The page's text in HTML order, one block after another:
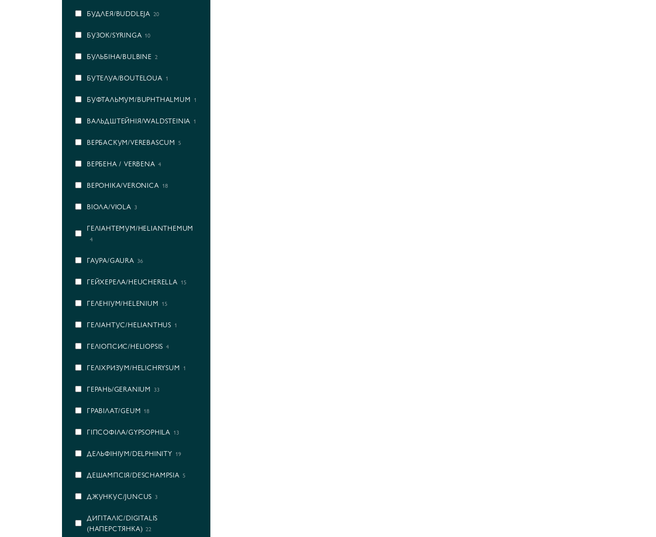
БУДЛЕЯ/BUDDLEJA 20
БУЗОК/SYRINGA 10
БУЛЬБІНА/BULBINE 2
БУТЕЛУА/BOUTELOUA 1
БУФТАЛЬМУМ/BUPHTHALMUM 1
ВАЛЬДШТЕЙНІЯ/WALDSTEINIA 1
ВЕРБАСКУМ/VEREBASCUM 5
ВЕРБЕНА / VERBENA 4
ВЕРОНІКА/VERONICA 18
ВІОЛА/VIOLA 3
ГEЛІАНТЕМУМ/HELIANTHEMUM
4
ГАУРА/GAURA 36
ГЕЙХЕРЕЛА/HEUCHERELLA 15
ГЕЛЕНІУМ/HELENIUM 15
ГЕЛІАНТУС/HELIANTHUS 1
ГЕЛІОПСИС/HELIOPSIS 4
ГЕЛІХРИЗУМ/HELICHRYSUM 1
ГЕРАНЬ/GERANIUM 33
ГРАВІЛАТ/GEUM 18
ГІПСОФІЛА/GYPSOPHILA 13
ДЕЛЬФІНІУМ/DELPHINITY 19
ДЕШАМПСІЯ/DESCHAMPSIA 5
ДЖУНКУС/JUNCUS 3
ДИГІТАЛІС/DIGITALIS
(НАПЕРСТЯНКА) 22